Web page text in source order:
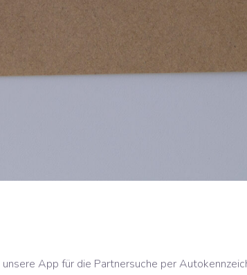
App für die Partnersuche per